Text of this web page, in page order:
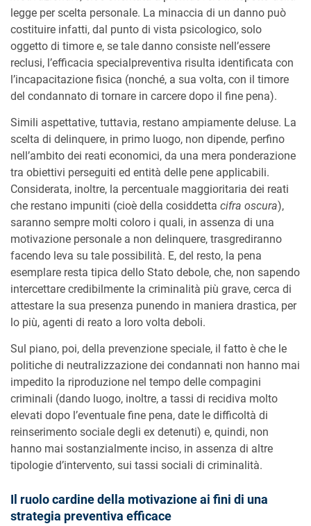
legge per scelta personale. La minaccia di un danno può
costituire infatti, dal punto di vista psicologico, solo
oggetto di timore e, se tale danno consiste nell’essere
reclusi, l’efficacia specialpreventiva risulta identificata con
l’incapacitazione fisica (nonché, a sua volta, con il timore
del condannato di tornare in carcere dopo il fine pena).
Simili aspettative, tuttavia, restano ampiamente deluse. La
scelta di delinquere, in primo luogo, non dipende, perfino
nell’ambito dei reati economici, da una mera ponderazione
tra obiettivi perseguiti ed entità delle pene applicabili.
Considerata, inoltre, la percentuale maggioritaria dei reati
che restano impuniti (cioè della cosiddetta cifra oscura),
saranno sempre molti coloro i quali, in assenza di una
motivazione personale a non delinquere, trasgrediranno
facendo leva su tale possibilità. E, del resto, la pena
esemplare resta tipica dello Stato debole, che, non sapendo
intercettare credibilmente la criminalità più grave, cerca di
attestare la sua presenza punendo in maniera drastica, per
lo più, agenti di reato a loro volta deboli.
Sul piano, poi, della prevenzione speciale, il fatto è che le
politiche di neutralizzazione dei condannati non hanno mai
impedito la riproduzione nel tempo delle compagini
criminali (dando luogo, inoltre, a tassi di recidiva molto
elevati dopo l’eventuale fine pena, date le difficoltà di
reinserimento sociale degli ex detenuti) e, quindi, non
hanno mai sostanzialmente inciso, in assenza di altre
tipologie d’intervento, sui tassi sociali di criminalità.
Il ruolo cardine della motivazione ai fini di una
strategia preventiva efficace